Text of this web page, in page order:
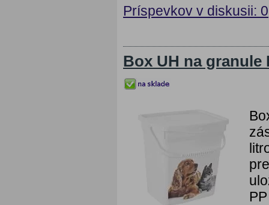
Príspevkov v diskusii: 0
Box UH na granule